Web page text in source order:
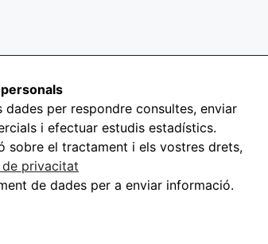
dades per respondre consultes, enviar
i efectuar estudis estadístics.
sobre el tractament i els vostres drets,
privacitat
de dades per a enviar informació.